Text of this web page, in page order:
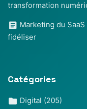
transformation
Marketing du
fidéliser
Catégories
Digital (205)